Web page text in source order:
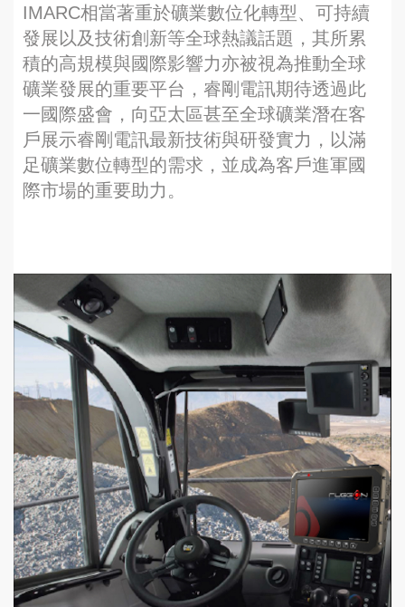
IMARC相當著重於礦業數位化轉型、可持續
發展以及技術創新等全球熱議話題，其所累
積的高規模與國際影響力亦被視為推動全球
礦業發展的重要平台，睿剛電訊期待透過此
一國際盛會，向亞太區甚至全球礦業潛在客
戶展示睿剛電訊最新技術與研發實力，以滿
足礦業數位轉型的需求，並成為客戶進軍國
際市場的重要助力。